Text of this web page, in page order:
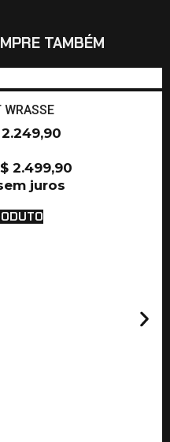
TAMBÉM
WRASSE
2.499,90
juros